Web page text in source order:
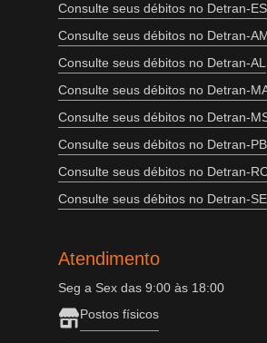
Consulte seus débitos no Detran-ES
Consulte seus débitos no Detran-
Consulte seus débitos no Detran-AL
Consulte seus débitos no Detran-
Consulte seus débitos no Detran-
Consulte seus débitos no Detran-PB
Consulte seus débitos no Detran-
Consulte seus débitos no Detran-SE
Atendimento
Seg a Sex das 9:00 às 18:00
Postos físicos